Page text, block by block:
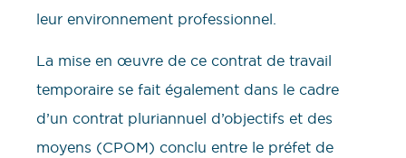
leur environnement professionnel.
La mise en œuvre de ce contrat de travail
temporaire se fait également dans le cadre
d’un contrat pluriannuel d’objectifs et des
moyens (CPOM) conclu entre le préfet de